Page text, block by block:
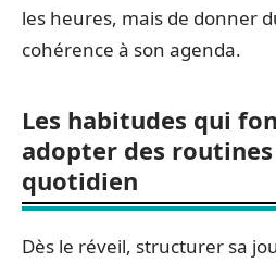
les heures, mais de donner
cohérence à son agenda.
Les habitudes qui
adopter des
quotidien
Dès le réveil, structurer sa